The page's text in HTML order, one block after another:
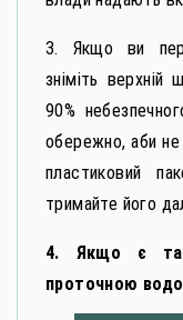
3. Якщо ви
зніміть
90%
обережно, аби не
пластиковий
тримайте його
4. Якщо є
проточною